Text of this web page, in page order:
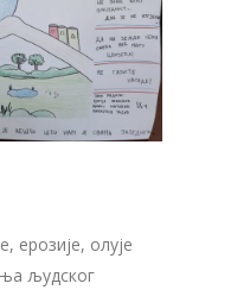
ерозије, олује
људског